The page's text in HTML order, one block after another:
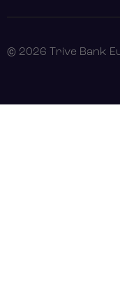
© 2026 Trive Bank